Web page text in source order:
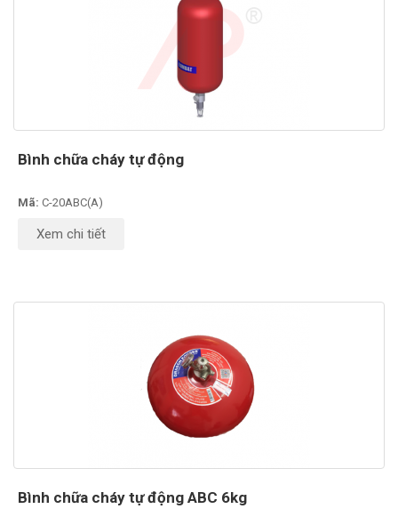
Bình chữa cháy tự động
Mã: C-20ABC(A)
Xem chi tiết
Bình chữa cháy tự động ABC 6kg